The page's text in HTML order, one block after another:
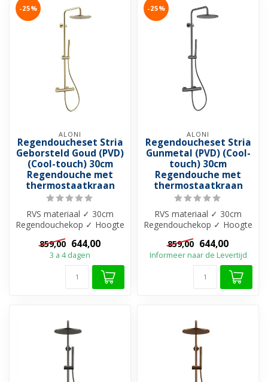
-25%
ALONI
Regendoucheset Stria
Geborsteld Goud (PVD)
(Cool-touch) 30cm
Regendouche met
thermostaatkraan
RVS materiaal ✓ 30cm
Regendouchekop ✓ Hoogte
verstelbaar 844–1194 mm
✓ 15 HoH ...
859,00 644,00
3 a 4 dagen
-25%
ALONI
Regendoucheset Stria
Gunmetal (PVD) (Cool-
touch) 30cm
Regendouche met
thermostaatkraan
RVS materiaal ✓ 30cm
Regendouchekop ✓ Hoogte
verstelbaar 844–1194 mm
✓ 15 HoH ...
859,00 644,00
Informeer naar de Levertijd